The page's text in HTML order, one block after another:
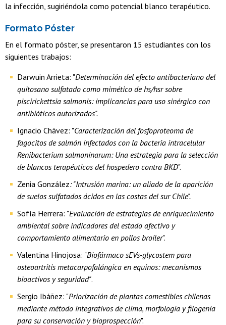
la infección, sugiriéndola como potencial blanco terapéutico.
Formato Póster
En el formato póster, se presentaron 15 estudiantes con los
siguientes trabajos:
Darwuin Arrieta: "Determinación del efecto antibacteriano del
quitosano sulfatado como mimético de hs/hsr sobre
piscirickettsia salmonis: implicancias para uso sinérgico con
antibióticos autorizados".
Ignacio Chávez: "Caracterización del fosfoproteoma de
fagocitos de salmón infectados con la bacteria intracelular
Renibacterium salmoninarum: Una estrategia para la selección
de blancos terapéuticos del hospedero contra BKD".
Zenia González: "Intrusión marina: un aliado de la aparición
de suelos sulfatados ácidos en las costas del sur Chile".
Sofía Herrera: "Evaluación de estrategias de enriquecimiento
ambiental sobre indicadores del estado afectivo y
comportamiento alimentario en pollos broiler".
Valentina Hinojosa: "Biofármaco sEVs-glycostem para
osteoartritis metacarpofalángica en equinos: mecanismos
bioactivos y seguridad".
Sergio Ibáñez: "Priorización de plantas comestibles chilenas
mediante método integrativos de clima, morfología y filogenia
para su conservación y bioprospección".